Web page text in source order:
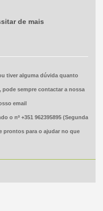
de mais
tiver alguma dúvida quanto
pode sempre contactar a nossa
email
o nº +351 962395895 (Segunda
prontos para o ajudar no que